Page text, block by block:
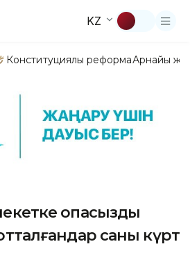
KZ
Конституциялық реформаАрнайы
опасыздық
саны күрт